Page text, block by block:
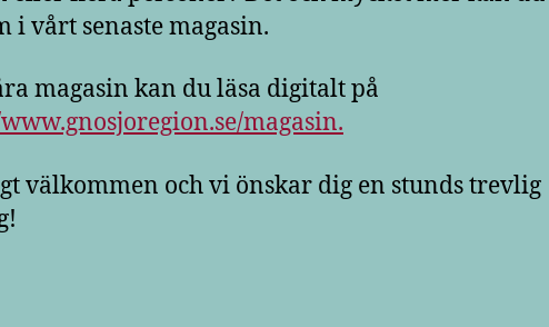
i vårt senaste magasin.
magasin kan du läsa digitalt på
magasin.
välkommen och vi önskar dig en stunds trevlig